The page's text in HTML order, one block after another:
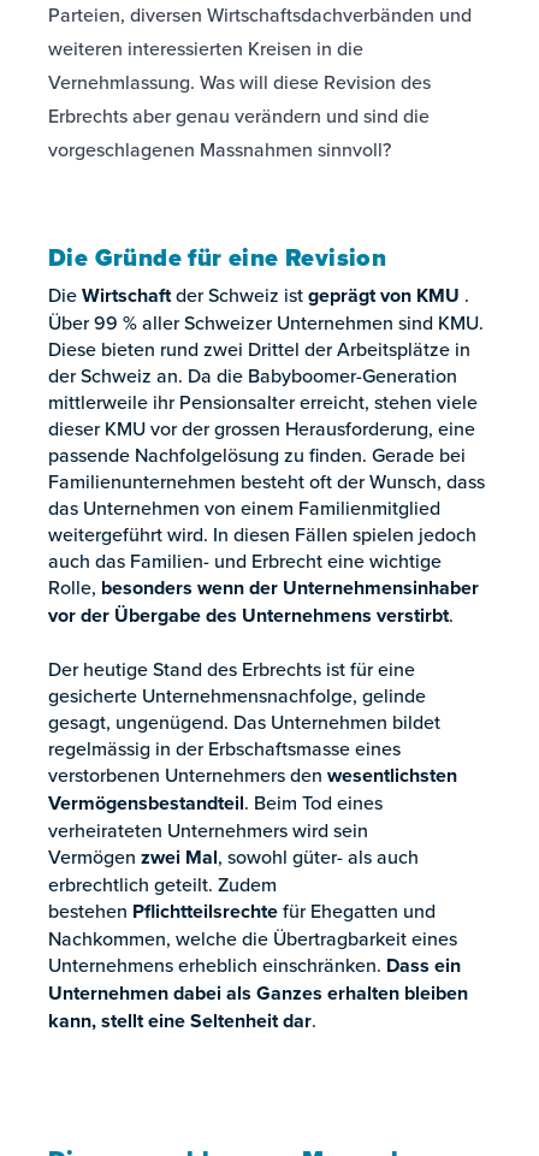
Parteien, diversen Wirtschaftsdachverbänden und
weiteren interessierten Kreisen in die
Vernehmlassung. Was will diese Revision des
Erbrechts aber genau verändern und sind die
vorgeschlagenen Massnahmen sinnvoll?
Die Gründe für eine Revision
DieWirtschaftder Schweiz istgeprägt von KMU .
Über 99 % aller Schweizer Unternehmen sind KMU.
Diese bieten rund zwei Drittel der Arbeitsplätze in
der Schweiz an. Da die Babyboomer-Generation
mittlerweile ihr Pensionsalter erreicht, stehen viele
dieser KMU vor der grossen Herausforderung, eine
passende Nachfolgelösung zu finden. Gerade bei
Familienunternehmen besteht oft der Wunsch, dass
das Unternehmen von einem Familienmitglied
weitergeführt wird. In diesen Fällen spielen jedoch
auch das Familien- und Erbrecht eine wichtige
Rolle, besonders wenn der Unternehmensinhaber
vor der Übergabe des Unternehmens verstirbt.
Der heutige Stand des Erbrechts ist für eine
gesicherte Unternehmensnachfolge, gelinde
gesagt, ungenügend. Das Unternehmen bildet
regelmässig in der Erbschaftsmasse eines
verstorbenen Unternehmers den wesentlichsten
Vermögensbestandteil. Beim Tod eines
verheirateten Unternehmers wird sein
Vermögen zwei Mal, sowohl güter- als auch
erbrechtlich geteilt. Zudem
bestehen Pflichtteilsrechtefür Ehegatten und
Nachkommen, welche die Übertragbarkeit eines
Unternehmens erheblich einschränken. Dass ein
Unternehmen dabei als Ganzes erhalten bleiben
kann, stellt eine Seltenheit dar.